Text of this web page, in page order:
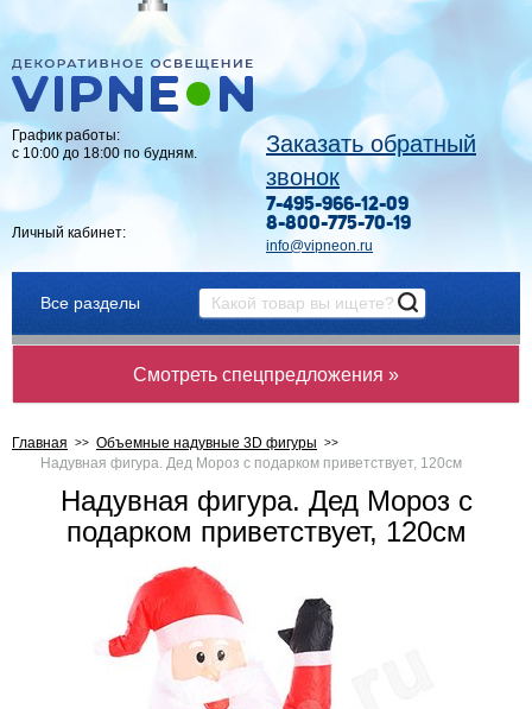
График работы:
с 10:00 до 18:00 по будням.
Личный кабинет:
Заказать обратный
звонок
7-495-966-12-09
8-800-775-70-19
info@vipneon.ru
Все разделы
Смотреть спецпредложения »
Главная
Объемные надувные 3D фигуры
Надувная фигура. Дед Мороз с подарком приветствует, 120см
Надувная фигура. Дед Мороз с
подарком приветствует, 120см